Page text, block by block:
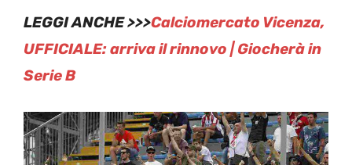
LEGGI ANCHE >>>Calciomercato Vicenza,
UFFICIALE: arriva il rinnovo | Giocherà in
Serie B